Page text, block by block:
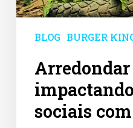
BLOG BURGER
sociais